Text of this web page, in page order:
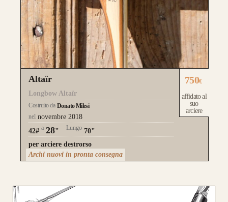
Altaïr
Longbow Altaïr
Costruito da Donato Milesi
nel novembre 2018
42# a 28" Lungo 70"
per arciere destrorso
750€
affidato al
suo
arciere
Archi nuovi in pronta consegna